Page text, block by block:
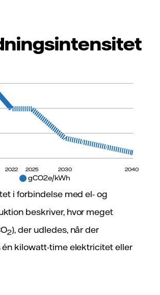
2022 2025 2030 2040
gCO2e/kWh
i forbindelse med el- og
beskriver, hvor meget
2), der udledes, når der
kilowatt-time elektricitet eller